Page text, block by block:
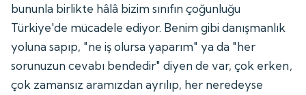
bununla birlikte hâlâ bizim sınıfın çoğunluğu
Türkiye'de mücadele ediyor. Benim gibi danışmanlık
yoluna sapıp, "ne iş olursa yaparım" ya da "her
sorunuzun cevabı bendedir" diyen de var, çok erken,
çok zamansız aramızdan ayrılıp, her neredeyse